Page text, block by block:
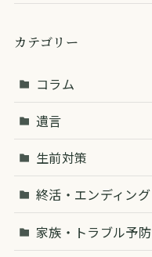
カテゴリー
コラム
遺言
生前対策
終活・エンディング
家族・トラブル予防